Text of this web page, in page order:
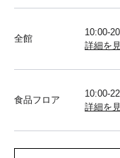
全館
10:00-
詳細を
食品フロア
10:00-
詳細を